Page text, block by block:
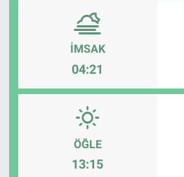
İMSAK
04:21
ÖĞLE
13:15
Politika
Resmi İlanlar
Sağlık
Siyaset